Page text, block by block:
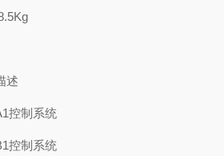
Kg
述
控制系统
控制系统